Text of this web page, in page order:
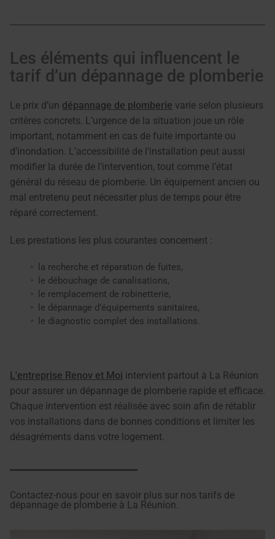
Les éléments qui influencent le
tarif d’un dépannage de plomberie
Le prix d’un dépannage de plomberie varie selon plusieurs
critères concrets. L’urgence de la situation joue un rôle
important, notamment en cas de fuite importante ou
d’inondation. L’accessibilité de l’installation peut aussi
modifier la durée de l’intervention, tout comme l’état
général du réseau de plomberie. Un équipement ancien ou
mal entretenu peut nécessiter plus de temps pour être
réparé correctement.
Les prestations les plus courantes concernent :
la recherche et réparation de fuites,
le débouchage de canalisations,
le remplacement de robinetterie,
le dépannage d’équipements sanitaires,
le diagnostic complet des installations.
L'entreprise Renov et Moi intervient partout à La Réunion
pour assurer un dépannage de plomberie rapide et efficace.
Chaque intervention est réalisée avec soin afin de rétablir
vos installations dans de bonnes conditions et limiter les
désagréments dans votre logement.
Contactez-nous pour en savoir plus sur nos tarifs de
dépannage de plomberie à La Réunion.